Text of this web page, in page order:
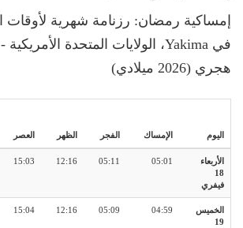
إمساكية رمضان: رزنامة شهرية لأوقات
هجري (2026 ميلادي)
اليوم الإمساك الفجر الظهر العصر
الأربعاء
18
فيفري
05:01
05:11
12:16
15:03
الخميس
19
04:59
05:09
12:16
15:04